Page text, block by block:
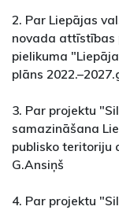
2. Par Liepājas
novada attīstības
pielikuma
plāns
3. Par projektu
samazināšana
publisko teritoriju
G.Ansiņš
4. Par projektu